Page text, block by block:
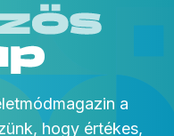
a
hogy értékes,